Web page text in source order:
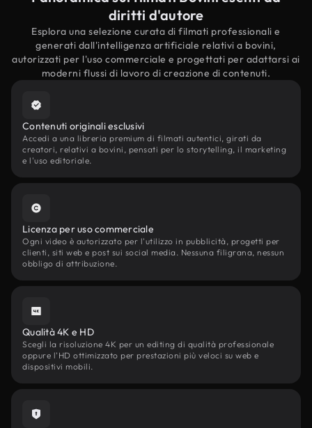
diritti d'autore
Esplora una selezione curata di filmati professionali e
generati dall'intelligenza artificiale relativi a bovini,
autorizzati per l'uso commerciale e progettati per adattarsi ai
moderni flussi di lavoro di creazione di contenuti.
Contenuti originali esclusivi
Accedi a una libreria premium di filmati autentici, girati da
creatori, relativi a bovini, pensati per lo storytelling, il marketing
e l'uso editoriale.
Licenza per uso commerciale
Ogni video è autorizzato per l'utilizzo in pubblicità, progetti per
clienti, siti web e post sui social media. Nessuna filigrana, nessun
obbligo di attribuzione.
Qualità 4K e HD
Scegli la risoluzione 4K per un editing di qualità professionale
oppure l'HD ottimizzato per prestazioni più veloci su web e
dispositivi mobili.